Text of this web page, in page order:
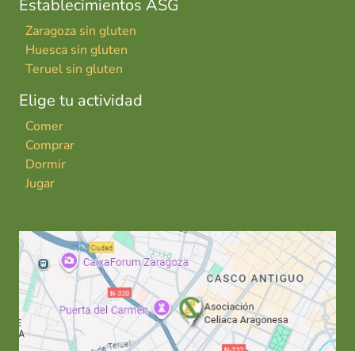
Establecimientos ASG
Zaragoza sin gluten
Huesca sin gluten
Teruel sin gluten
Elige tu actividad
Comer
Comprar
Dormir
Jugar